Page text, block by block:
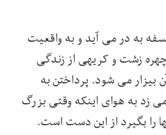
به در می آید و به واقعیت
زشت و کریهی از زندگی
بیزار می شود. پرداختن به
زد به هوای اینکه وقتی بزرگ
را بگیرد از این دست است.